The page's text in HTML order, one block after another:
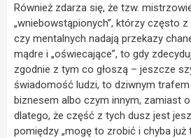
Również zdarza się, że tzw.
„wniebowstąpionych”, którzy często
czy mentalnych nadają przekazy
mądre i „oświecające”, to gdy
zgodnie z tym co głoszą – jeszcze
świadomość ludzi, to dziwnym
biznesem albo czym innym, zamiast
dlatego, że część z tych dusz jest
pomiędzy „mogę to zrobić i chyba już